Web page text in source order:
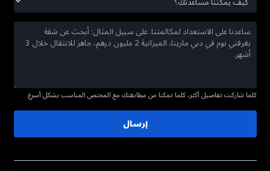
كلما شاركت تفاصيل أكثر، كلما تمكنا من مطابقتك مع المختص المناسب بشكل أسرع.
إرسال